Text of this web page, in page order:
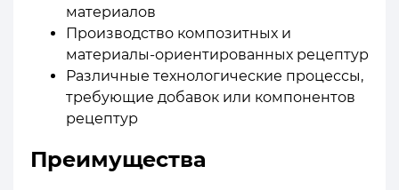
материалов
Производство композитных и
материалы-ориентированных рецептур
Различные технологические процессы,
требующие добавок или компонентов
рецептур
Преимущества